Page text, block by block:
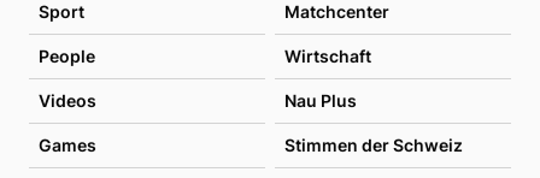
Sport Matchcenter
People Wirtschaft
Videos Nau Plus
Games Stimmen der Schweiz